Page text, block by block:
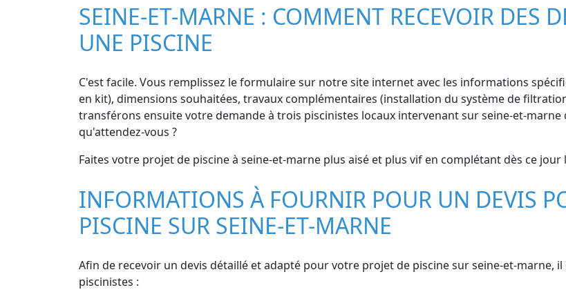
SEINE-ET-MARNE : COMMENT RECEVOIR DES
UNE PISCINE
C'est facile. Vous remplissez le formulaire sur notre site internet avec les informations
en kit), dimensions souhaitées, travaux complémentaires (installation du système de
transférons ensuite votre demande à trois piscinistes locaux intervenant sur seine-et-
qu'attendez-vous ?
Faites votre projet de piscine à seine-et-marne plus aisé et plus vif en complétant dès ce
INFORMATIONS À FOURNIR POUR UN DEVIS
PISCINE SUR SEINE-ET-MARNE
Afin de recevoir un devis détaillé et adapté pour votre projet de piscine sur seine-et-marne,
piscinistes :